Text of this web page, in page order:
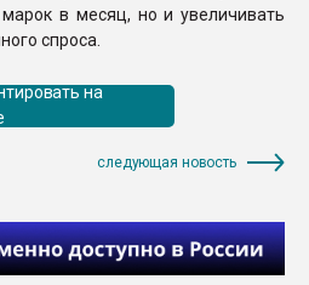
в месяц, но и увеличивать
спроса.
на
следующая новость